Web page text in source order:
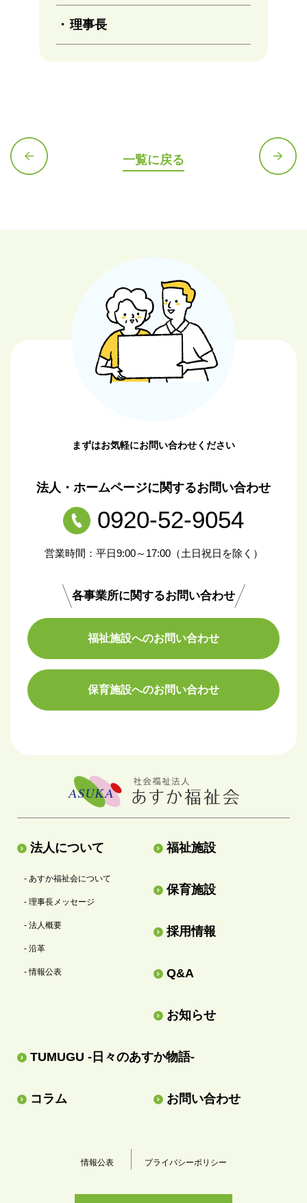
理事長
一覧に戻る
まずはお気軽にお問い合わせください
法人・ホームページに関するお問い合わせ
0920-52-9054
営業時間：平日9:00～17:00（土日祝日を除く）
各事業所に関するお問い合わせ
福祉施設へのお問い合わせ
保育施設へのお問い合わせ
法人について
- あすか福祉会について
- 理事長メッセージ
- 法人概要
- 沿革
- 情報公表
福祉施設
保育施設
採用情報
Q&A
お知らせ
TUMUGU -日々のあすか物語-
コラム お問い合わせ
情報公表 プライバシーポリシー